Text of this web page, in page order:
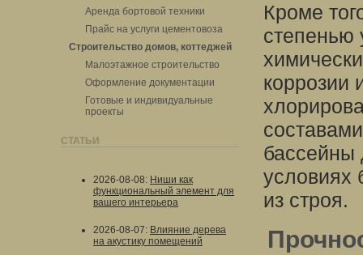
Аренда бортовой техники
Прайс на услуги цементовоза
Строительство домов, коттеджей
Малоэтажное строительство
Оформление документации
Готовые и индивидуальные
проекты
СТАТЬИ
2026-08-08: Ниши как
функциональный элемент для
вашего интерьера
2026-08-07: Влияние дерева
на акустику помещений
Кроме
степенью
коррозии
бассейны
условиях
из строя.